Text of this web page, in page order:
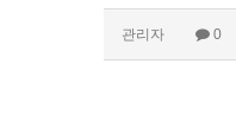
관리자 0